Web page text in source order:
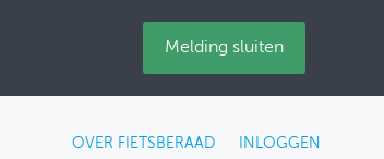
Melding sluiten
OVER FIETSBERAAD INLOGGEN